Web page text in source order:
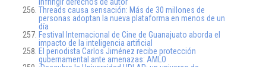
Threads causa sensación: Más de 30 millones de
personas adoptan la nueva plataforma en menos de un
día
Festival Internacional de Cine de Guanajuato aborda el
impacto de la inteligencia artificial
El periodista Carlos Jiménez recibe protección
gubernamental ante amenazas: AMLO